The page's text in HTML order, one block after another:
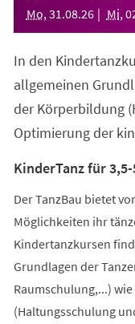
Mo, 31 .08.26 Mi,
In den
allgemeinen
der Körperbildung
Optimierung der
KinderTanz für
Der TanzBau bietet
Möglichkeiten ihr
Kindertanzkursen
Grundlagen der
Raumschulung,...)
(Haltungsschulung